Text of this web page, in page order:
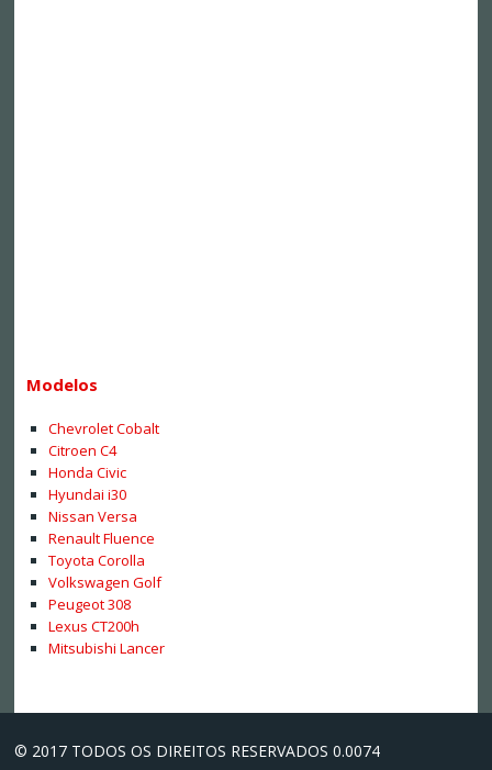
Modelos
Chevrolet Cobalt
Citroen C4
Honda Civic
Hyundai i30
Nissan Versa
Renault Fluence
Toyota Corolla
Volkswagen Golf
Peugeot 308
Lexus CT200h
Mitsubishi Lancer
© 2017 TODOS OS DIREITOS RESERVADOS 0.0074